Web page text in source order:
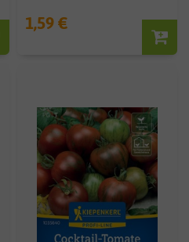
1,59 €